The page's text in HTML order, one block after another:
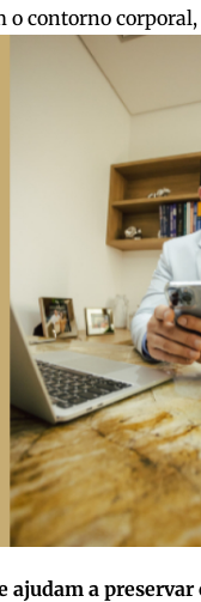
o contorno
ajudam a preservar